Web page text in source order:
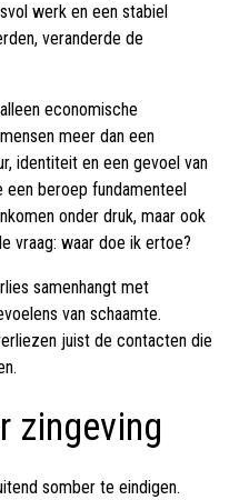
werk en een stabiel
veranderde de
economische
meer dan een
identiteit en een gevoel van
een beroep fundamenteel
onder druk, maar ook
vraag: waar doe ik ertoe?
samenhangt met
van schaamte.
juist de contacten die
zingeving
somber te eindigen.